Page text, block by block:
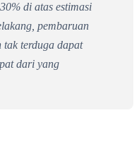
di atas estimasi
pembaruan
tak terduga dapat
dari yang